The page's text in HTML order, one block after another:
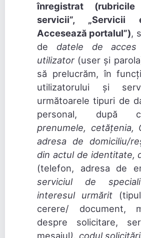
înregistrat
servicii”, „Servicii
Accesează portalul”),
de datele de
utilizator(user și
să prelucrăm, în
utilizatorului și
următoarele tipuri de
personal, după
prenumele, cetățenia,
adresa de domiciliu/
din actul de identitate,
(telefon, adresa de
serviciul de
interesul urmărit
cerere/ document,
despre solicitare,
mesajul), codul